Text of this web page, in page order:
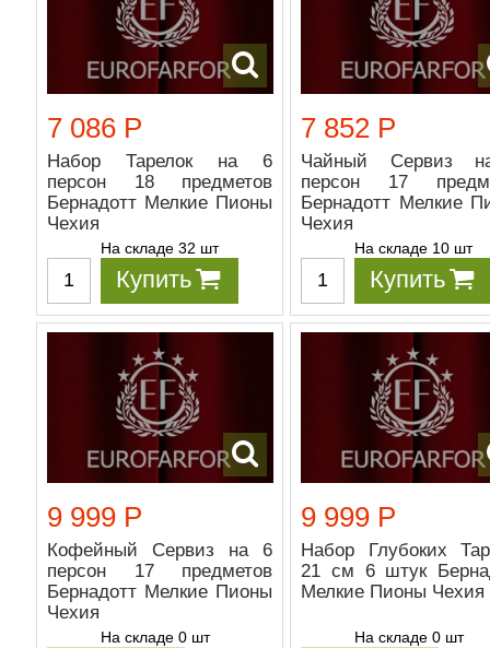
7 086 Р
Набор Тарелок на 6
персон 18 предметов
Бернадотт Мелкие Пионы
Чехия
На складе 32 шт
Купить
7 852 Р
Чайный Сервиз
персон 17
Бернадотт Мелкие
Чехия
На складе 10 шт
Купить
9 999 Р
Кофейный Сервиз на 6
персон 17 предметов
Бернадотт Мелкие Пионы
Чехия
На складе 0 шт
9 999 Р
Набор Глубоких
21 см 6 штук
Мелкие Пионы Чехия
На складе 0 шт